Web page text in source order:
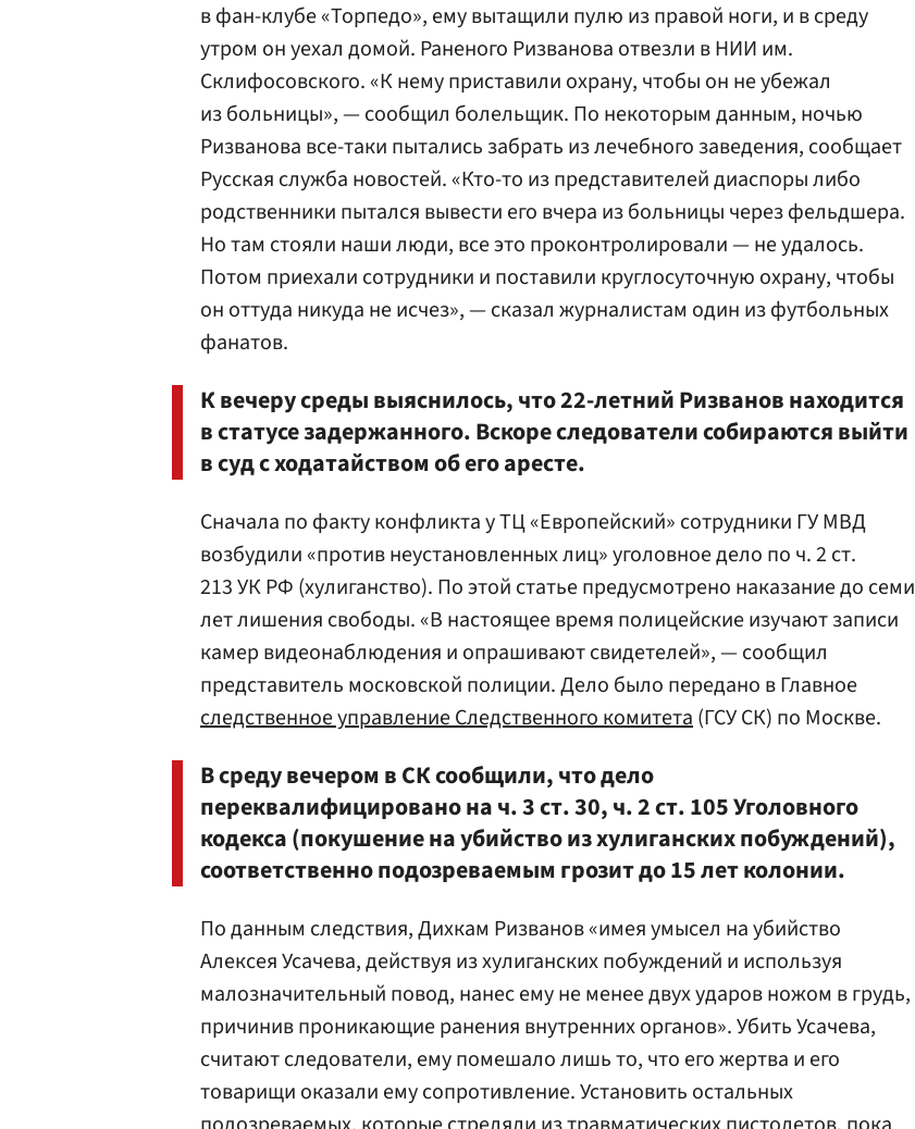
в фан-клубе «Торпедо», ему вытащили пулю из правой ноги, и в среду
утром он уехал домой. Раненого Ризванова отвезли в НИИ им.
Склифосовского. «К нему приставили охрану, чтобы он не убежал
из больницы», — сообщил болельщик. По некоторым данным, ночью
Ризванова все-таки пытались забрать из лечебного заведения, сообщает
Русская служба новостей. «Кто-то из представителей диаспоры либо
родственники пытался вывести его вчера из больницы через фельдшера.
Но там стояли наши люди, все это проконтролировали — не удалось.
Потом приехали сотрудники и поставили круглосуточную охрану, чтобы
он оттуда никуда не исчез», — сказал журналистам один из футбольных
фанатов.
К вечеру среды выяснилось, что 22-летний Ризванов находится
в статусе задержанного. Вскоре следователи собираются выйти
в суд с ходатайством об его аресте.
Сначала по факту конфликта у ТЦ «Европейский» сотрудники ГУ МВД
возбудили «против неустановленных лиц» уголовное дело по ч. 2 ст.
213 УК РФ (хулиганство). По этой статье предусмотрено наказание до семи
лет лишения свободы. «В настоящее время полицейские изучают записи
камер видеонаблюдения и опрашивают свидетелей», — сообщил
представитель московской полиции. Дело было передано в Главное
следственное управление Следственного комитета(ГСУ СК) по Москве.
В среду вечером в СК сообщили, что дело
переквалифицировано на ч. 3 ст. 30, ч. 2 ст. 105 Уголовного
кодекса (покушение на убийство из хулиганских побуждений),
соответственно подозреваемым грозит до 15 лет колонии.
По данным следствия, Дихкам Ризванов «имея умысел на убийство
Алексея Усачева, действуя из хулиганских побуждений и используя
малозначительный повод, нанес ему не менее двух ударов ножом в грудь,
причинив проникающие ранения внутренних органов». Убить Усачева,
считают следователи, ему помешало лишь то, что его жертва и его
товарищи оказали ему сопротивление. Установить остальных